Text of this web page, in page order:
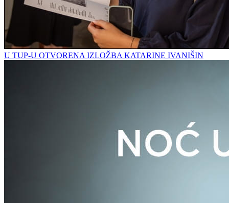
U TUP-U OTVORENA IZLOŽBA KATARINE IVANIŠIN